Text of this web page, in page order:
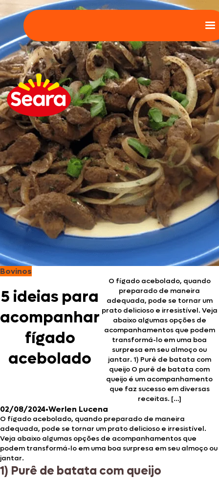
Bovinos
5 ideias para
acompanhar
fígado
acebolado
O fígado acebolado, quando
preparado de maneira
adequada, pode se tornar um
prato delicioso e irresistível. Veja
abaixo algumas opções de
acompanhamentos que podem
transformá-lo em uma boa
surpresa em seu almoço ou
jantar. 1) Purê de batata com
queijo O purê de batata com
queijo é um acompanhamento
que faz sucesso em diversas
receitas. […]
02/08/2024•Werlen Lucena
O fígado acebolado, quando preparado de maneira
adequada, pode se tornar um prato delicioso e irresistível.
Veja abaixo algumas opções de acompanhamentos que
podem transformá-lo em uma boa surpresa em seu almoço ou
jantar.
1) Purê de batata com queijo